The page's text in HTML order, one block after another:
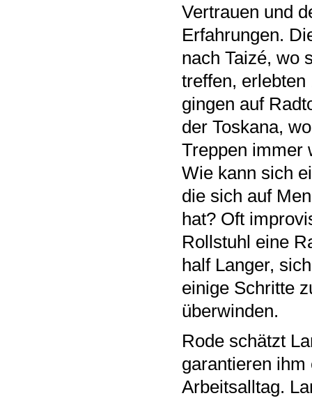
Vertrauen und
Erfahrungen.
nach Taizé, wo
treffen,
gingen auf
der Toskana,
Treppen immer
Wie kann sich
die sich auf
hat? Oft
Rollstuhl eine
half Langer,
einige Schritte
überwinden.
Rode schätzt
garantieren
Arbeitsalltag.